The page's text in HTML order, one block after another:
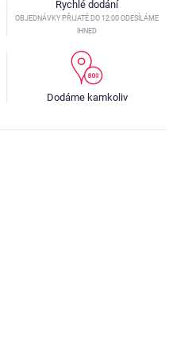
Rychlé dodání
OBJEDNÁVKY PŘIJATÉ DO 12:00 ODESÍLÁME
IHNED
Dodáme kamkoliv